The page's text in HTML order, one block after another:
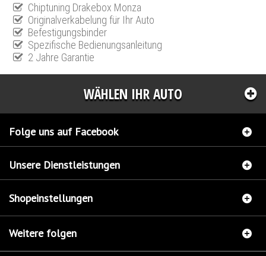
Chiptuning Drakebox Monza
Originalverkabelung für Ihr Auto
Befestigungsbinder
Spezifische Bedienungsanleitung
2 Jahre Garantie
WÄHLEN IHR AUTO
Folge uns auf Facebook
Unsere Dienstleistungen
Shopeinstellungen
Weitere folgen